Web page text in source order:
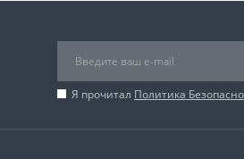
Я прочитал Политика